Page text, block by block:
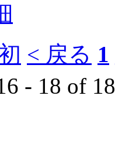
< 戻る 1
- 18 of 18